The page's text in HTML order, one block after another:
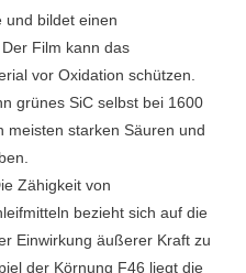
und bildet einen
Der Film kann das
vor Oxidation schützen.
grünes SiC selbst bei 1600
meisten starken Säuren und
Zähigkeit von
bezieht sich auf die
Einwirkung äußerer Kraft zu
der Körnung F46 liegt die